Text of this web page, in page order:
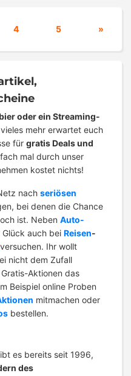
4 5 »
oder ein Streaming-
mehr erwartet euch
für gratis Deals und
mal durch unser
kostet nichts!
nach seriösen
bei denen die Chance
ist. Neben Auto-
auch bei Reisen-
versuchen. Ihr wollt
nicht dem Zufall
Aktionen das
Beispiel online Proben
mitmachen oder
bestellen.
es bereits seit 1996,
des